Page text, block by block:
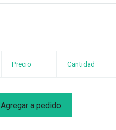
Precio Cantidad
Agregar a pedido